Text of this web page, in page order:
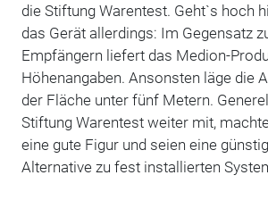
die Stiftung Warentest. Geht`s hoch
das Gerät allerdings: Im Gegensatz
Empfängern liefert das Medion-
Höhenangaben. Ansonsten läge die
der Fläche unter fünf Metern.
Stiftung Warentest weiter mit,
eine gute Figur und seien eine
Alternative zu fest installierten